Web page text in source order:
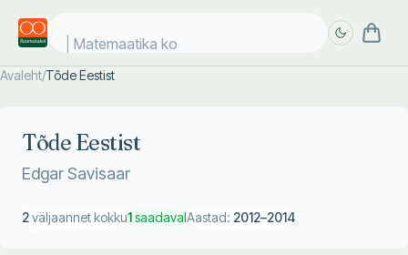
Matemaatika kos
Avaleht/Tõde Eestist
Tõde Eestist
Edgar Savisaar
2väljaannet kokku1saadavalAastad: 2012–2014